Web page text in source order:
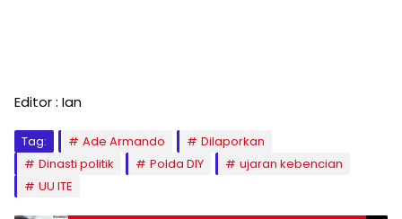
Editor : Ian
Tag: Ade Armando
Dilaporkan
Dinasti politik
Polda DIY
ujaran kebencian
UU ITE